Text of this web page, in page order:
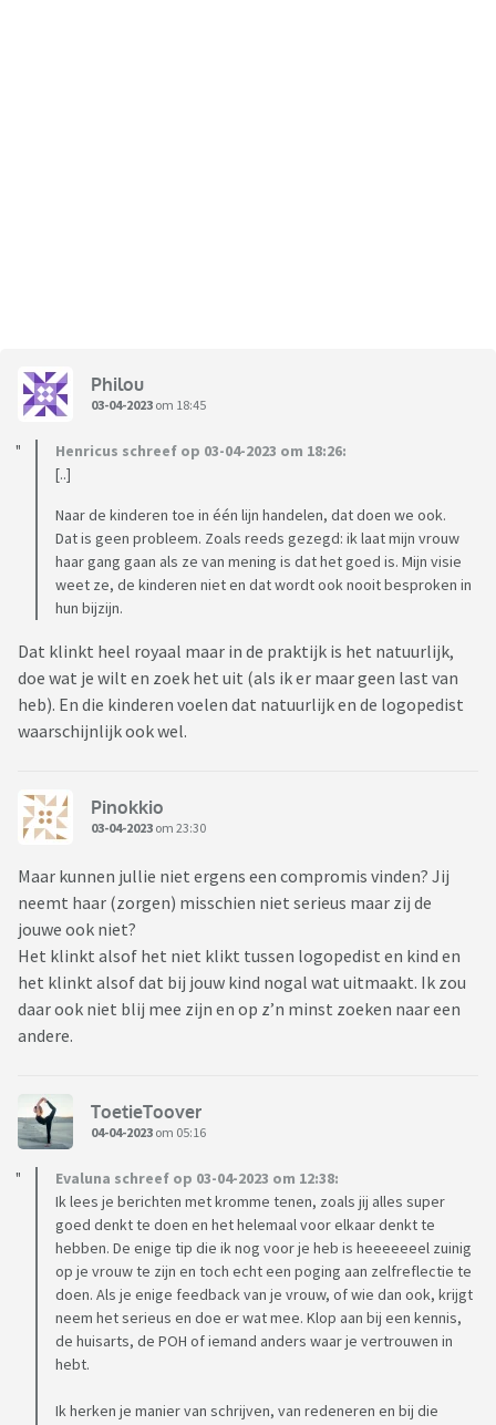
Philou
03-04-2023 om 18:45
Henricus schreef op 03-04-2023 om 18:26:
[..]
Naar de kinderen toe in één lijn handelen, dat doen we ook.
Dat is geen probleem. Zoals reeds gezegd: ik laat mijn vrouw
haar gang gaan als ze van mening is dat het goed is. Mijn visie
weet ze, de kinderen niet en dat wordt ook nooit besproken in
hun bijzijn.
Dat klinkt heel royaal maar in de praktijk is het natuurlijk,
doe wat je wilt en zoek het uit (als ik er maar geen last van
heb). En die kinderen voelen dat natuurlijk en de logopedist
waarschijnlijk ook wel.
Pinokkio
03-04-2023 om 23:30
Maar kunnen jullie niet ergens een compromis vinden? Jij
neemt haar (zorgen) misschien niet serieus maar zij de
jouwe ook niet?
Het klinkt alsof het niet klikt tussen logopedist en kind en
het klinkt alsof dat bij jouw kind nogal wat uitmaakt. Ik zou
daar ook niet blij mee zijn en op z’n minst zoeken naar een
andere.
ToetieToover
04-04-2023 om 05:16
Evaluna schreef op 03-04-2023 om 12:38:
Ik lees je berichten met kromme tenen, zoals jij alles super
goed denkt te doen en het helemaal voor elkaar denkt te
hebben. De enige tip die ik nog voor je heb is heeeeeeel zuinig
op je vrouw te zijn en toch echt een poging aan zelfreflectie te
doen. Als je enige feedback van je vrouw, of wie dan ook, krijgt
neem het serieus en doe er wat mee. Klop aan bij een kennis,
de huisarts, de POH of iemand anders waar je vertrouwen in
hebt.
Ik herken je manier van schrijven, van redeneren en bij die